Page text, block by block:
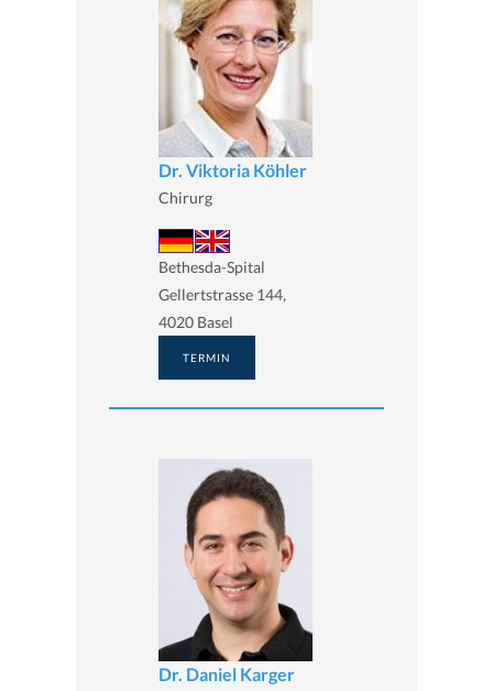
Dr. Viktoria Köhler
Chirurg
Bethesda-Spital
Gellertstrasse 144,
4020 Basel
TERMIN
Dr. Daniel Karger